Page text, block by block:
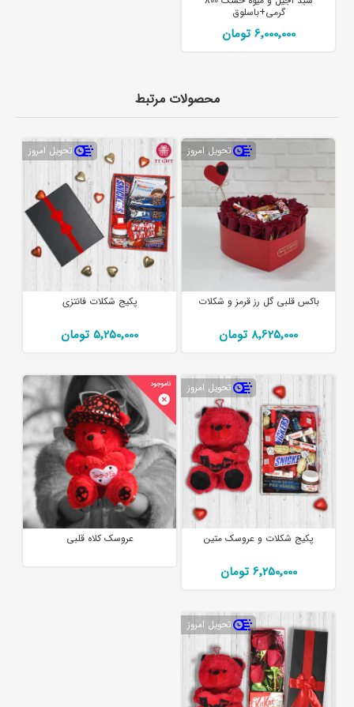
گرمی+باسلوق
6٬000٬000 تومان
محصولات مرتبط
تحویل امروز
باکس قلبی گل رز قرمز و شکلات
8٬625٬000 تومان
تحویل امروز
پکیج شکلات فانتزی
5٬250٬000 تومان
تحویل امروز
پکیج شکلات و عروسک متین
6٬250٬000 تومان
عروسک کلاه قلبی
تحویل امروز